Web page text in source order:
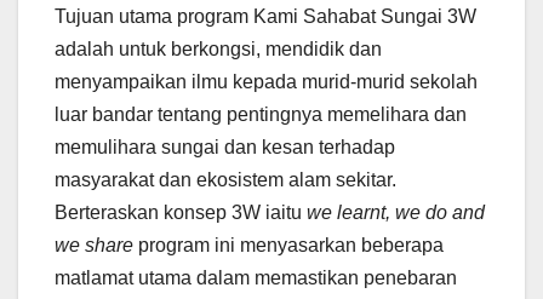
Tujuan utama program Kami Sahabat Sungai 3W
adalah untuk berkongsi, mendidik dan
menyampaikan ilmu kepada murid-murid sekolah
luar bandar tentang pentingnya memelihara dan
memulihara sungai dan kesan terhadap
masyarakat dan ekosistem alam sekitar.
Berteraskan konsep 3W iaitu we learnt, we do and
we share program ini menyasarkan beberapa
matlamat utama dalam memastikan penebaran